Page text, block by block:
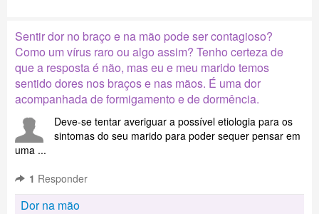
Sentir dor no braço e na mão pode ser contagioso?
Como um vírus raro ou algo assim? Tenho certeza de
que a resposta é não, mas eu e meu marido temos
sentido dores nos braços e nas mãos. É uma dor
acompanhada de formigamento e de dormência.
Deve-se tentar averiguar a possível etiologia para os
sintomas do seu marido para poder sequer pensar em
uma ...
1 Responder
Dor na mão